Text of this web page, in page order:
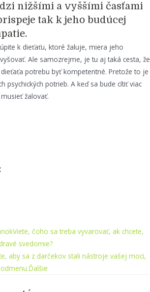
nižšími a vyššími časťami
tak k jeho budúcej
k dieťaťu, ktoré žaluje, miera jeho
Ale samozrejme, je tu aj taká cesta, že
potrebu byť kompetentné. Pretože to je
psychických potrieb. A keď sa bude cítiť viac
žalovať.
Viete, čoho sa treba vyvarovať, ak chcete,
svedomie?
aby sa z darčekov stali nástroje vašej moci,
Ďalšie